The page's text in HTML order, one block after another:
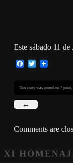
Este sábado 11
Facebook
Twitter
This entry was posted on 7
←
Comments are
XI